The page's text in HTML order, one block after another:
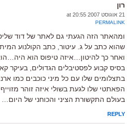
רון
21 אוגוסט 2007 at 20:55
PERMALINK
ומהאתר הזה הגעתי גם לאתר של דוד
שהוא כתב על ג. עיטור, כתב הקולנוע
ואחר כך להיטון…איזה טיפוס הוא
בסיס קבוע לפסטיבלים הגדולים, בעיקר
בתצלומים שלו עם כל מיני כוכבים כמו
הפאתטי שלו לגעת בשולי איזה זוהר
בעולם התקשורת הציני והכוחני של היום…
REPLY